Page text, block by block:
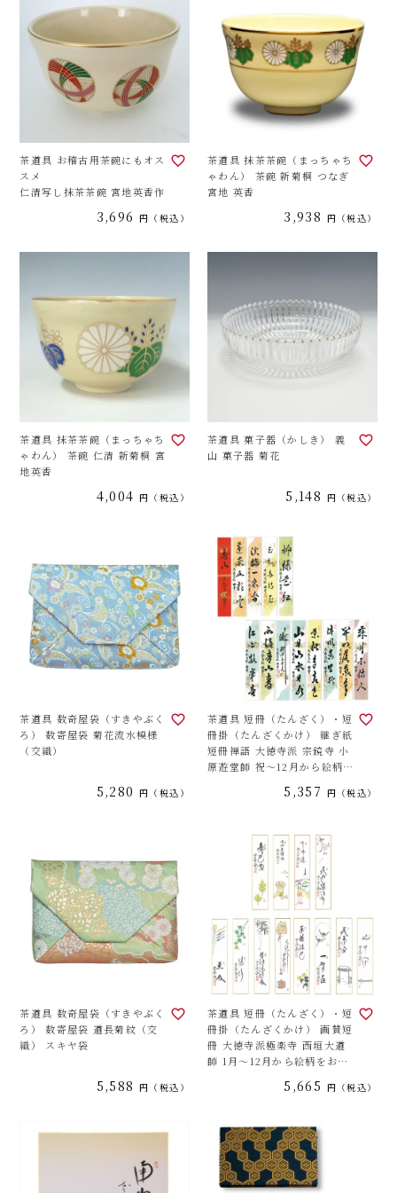
茶道具 お稽古用茶碗にもオス
スメ
仁清写し抹茶茶碗 宮地英香作
3,696 税込
茶道具 抹茶茶碗（まっちゃち
ゃわん） 茶碗 新菊桐 つなぎ
宮地 英香
3,938 税込
茶道具 抹茶茶碗（まっちゃち
ゃわん） 茶碗 仁清 新菊桐 宮
地英香
4,004 税込
茶道具 菓子器（かしき） 義
山 菓子器 菊花
5,148 税込
茶道具 数奇屋袋（すきやぶく
ろ） 数寄屋袋 菊花流水模様
（交織）
5,280 税込
茶道具 短冊（たんざく）・短
冊掛（たんざくかけ） 継ぎ紙
短冊禅語 大徳寺派 宗鏡寺 小
原遊堂師 祝～12月から絵柄を
5,357 税込
茶道具 数奇屋袋（すきやぶく
ろ） 数寄屋袋 道長菊紋（交
織） スキヤ袋
5,588 税込
茶道具 短冊（たんざく）・短
冊掛（たんざくかけ） 画賛短
冊 大徳寺派極楽寺 西垣大道
師 1月～12月から絵柄をお選
5,665 税込